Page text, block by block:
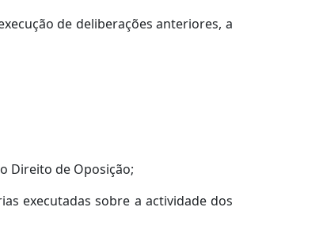
de deliberações anteriores, a
Direito de Oposição;
executadas sobre a actividade dos